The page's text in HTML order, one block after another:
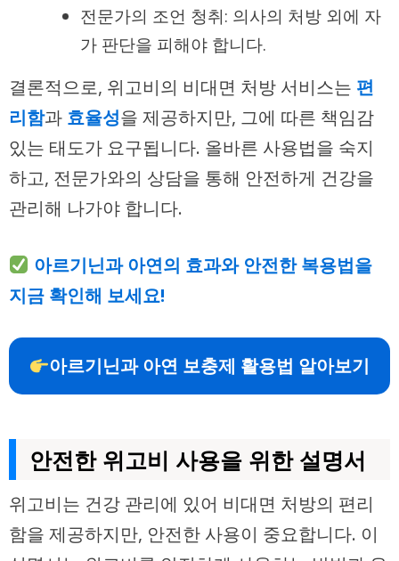
전문가의 조언 청취: 의사의 처방 외에 자
가 판단을 피해야 합니다.
결론적으로, 위고비의 비대면 처방 서비스는 편
리함과 효율성을 제공하지만, 그에 따른 책임감
있는 태도가 요구됩니다. 올바른 사용법을 숙지
하고, 전문가와의 상담을 통해 안전하게 건강을
관리해 나가야 합니다.
아르기닌과 아연의 효과와 안전한 복용법을
지금 확인해 보세요!
아르기닌과 아연 보충제 활용법 알아보기
안전한 위고비 사용을 위한 설명서
위고비는 건강 관리에 있어 비대면 처방의 편리
함을 제공하지만, 안전한 사용이 중요합니다. 이